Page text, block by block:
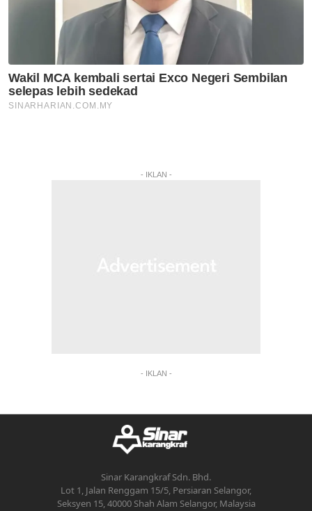
- IKLAN -
- IKLAN -
Sinar Karangkraf Sdn. Bhd.
Lot 1, Jalan Renggam 15/5, Persiaran Selangor,
Seksyen 15, 40000 Shah Alam Selangor, Malaysia